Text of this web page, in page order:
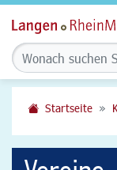
Startseite